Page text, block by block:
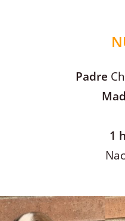
Padre
1